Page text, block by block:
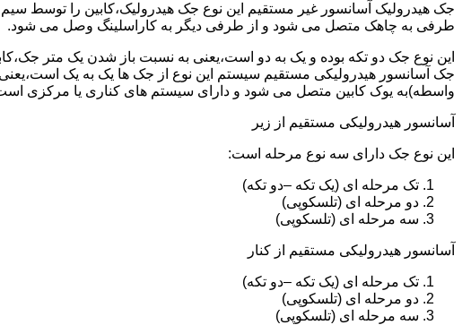
جک هیدرولیک آسانسور غیر مستقیم این نوع جک هیدرولیک،کابین را توسط
طرفی به چاهک متصل می شود و از طرفی دیگر به کاراسلینگ وصل می شود.
این نوع جک دو تکه بوده و یک به دو است،یعنی به نسبت باز شدن یک متر
جک آسانسور هیدرولیکی مستقیم سیستم این نوع از جک ها یک به یک
واسطه)به یوک کابین متصل می شود و دارای سیستم های کناری یا مرکزی
آسانسور هیدرولیکی مستقیم از زیر
این نوع جک دارای سه نوع مرحله است:
تک مرحله ای (یک تکه –دو تکه)
دو مرحله ای (تلسکوپی)
سه مرحله ای (تلسکوپی)
آسانسور هیدرولیکی مستقیم از کنار
تک مرحله ای (یک تکه –دو تکه)
دو مرحله ای (تلسکوپی)
سه مرحله ای (تلسکوپی)